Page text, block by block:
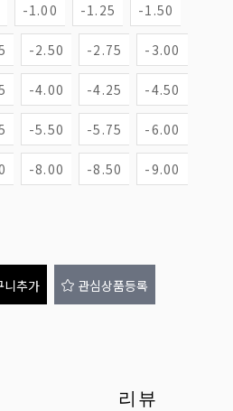
-1.00 -1.25 -1.50
-2.50 -2.75 -3.00
-4.00 -4.25 -4.50
-5.50 -5.75 -6.00
-8.00 -8.50 -9.00
니추가 관심상품등록
리뷰